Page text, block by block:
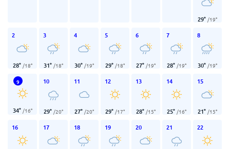
29° /19°
2
28° /18°
3
31° /18°
4
30° /19°
5
29° /18°
6
27° /19°
7
28° /19°
8
30° /19°
9
34° /16°
10
29° /20°
11
27° /20°
12
29° /17°
13
28° /15°
14
25° /16°
15
21° /15°
16 17 18 19 20 21 22